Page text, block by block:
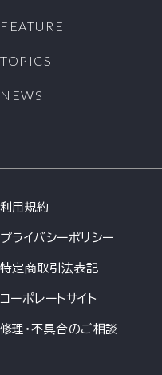
FEATURE
TOPICS
NEWS
利用規約
プライバシーポリシー
特定商取引法表記
コーポレートサイト
修理・不具合のご相談